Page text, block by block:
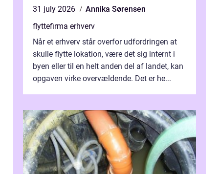
31 july 2026
Annika Sørensen
flyttefirma erhverv
Når et erhverv står overfor udfordringen at
skulle flytte lokation, være det sig internt i
byen eller til en helt anden del af landet, kan
opgaven virke overvældende. Det er he...